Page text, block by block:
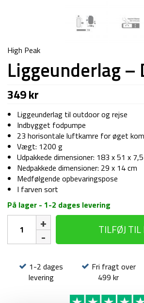
High Peak
Liggeunderlag –
349kr
Liggeunderlag til outdoor og rejse
Indbygget fodpumpe
23 horisontale luftkamre for øget
Vægt: 1200 g
Udpakkede dimensioner: 183 x 51 x
Nedpakkede dimensioner: 29 x 14 cm
Medfølgende opbevaringspose
I farven sort
På lager - 1-2 dages levering
Liggeunderlag
Dayton
TILFØJ TIL
1-2 dages
levering
Fri fragt over
499 kr